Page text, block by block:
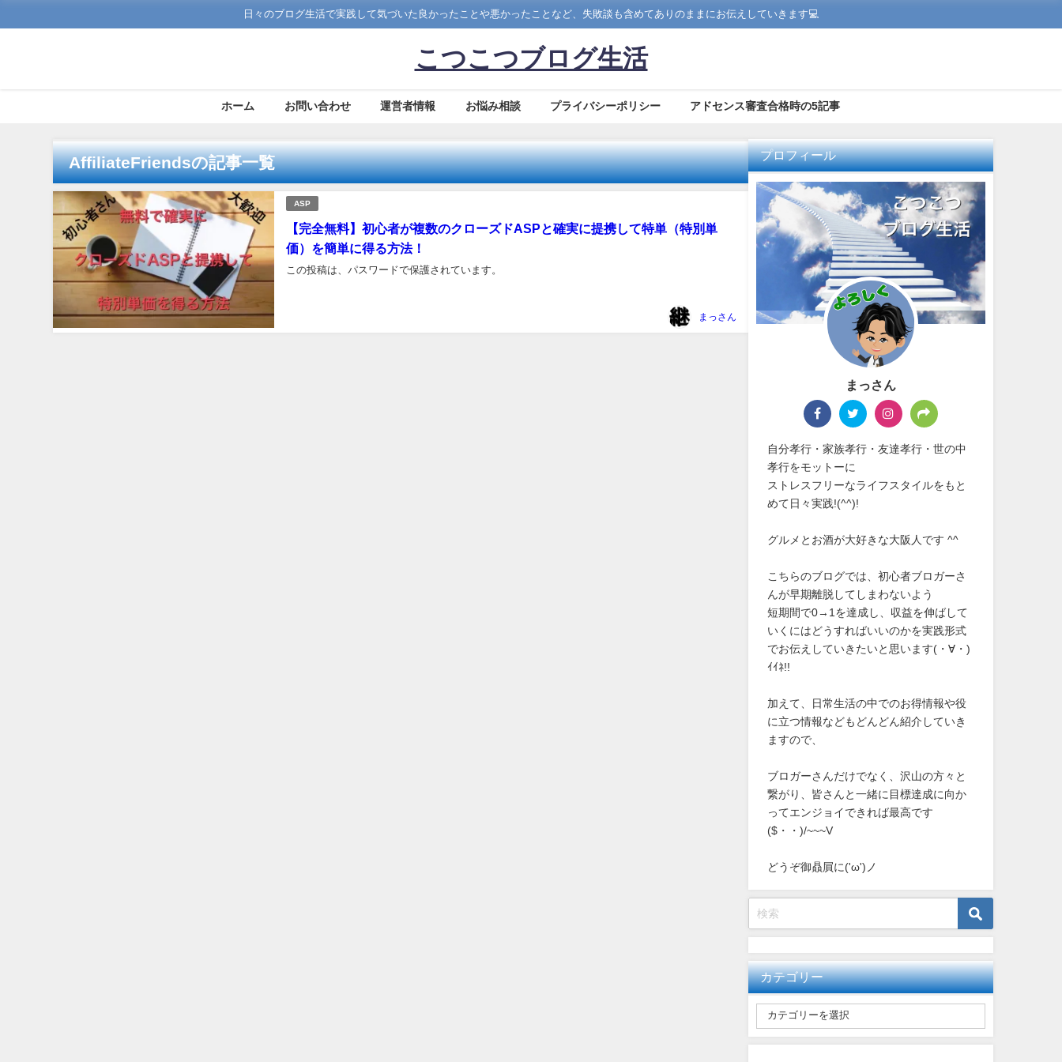
日々のブログ生活で実践して気づいた良かったことや悪かったことなど、失敗談も含めてありのままにお伝えしていきます💻
こつこつブログ生活
ホーム お問い合わせ 運営者情報 お悩み相談 プライバシーポリシー アドセンス審査合格時の5記事
AffiliateFriendsの記事一覧
ASP
【完全無料】初心者が複数のクローズドASPと確実に提携して特単（特別単
価）を簡単に得る方法！
この投稿は、パスワードで保護されています。
まっさん
プロフィール
まっさん
自分孝行・家族孝行・友達孝行・世の中
孝行をモットーに
ストレスフリーなライフスタイルをもと
めて日々実践!(^^)!
グルメとお酒が大好きな大阪人です ^^
こちらのブログでは、初心者ブロガーさ
んが早期離脱してしまわないよう
短期間で0→1を達成し、収益を伸ばして
いくにはどうすればいいのかを実践形式
でお伝えしていきたいと思います(・∀・)
ｲｲﾈ!!
加えて、日常生活の中でのお得情報や役
に立つ情報などもどんどん紹介していき
ますので、
ブロガーさんだけでなく、沢山の方々と
繋がり、皆さんと一緒に目標達成に向か
ってエンジョイできれば最高です
($・・)/~~~V
どうぞ御贔屓に('ω')ノ
カテゴリー